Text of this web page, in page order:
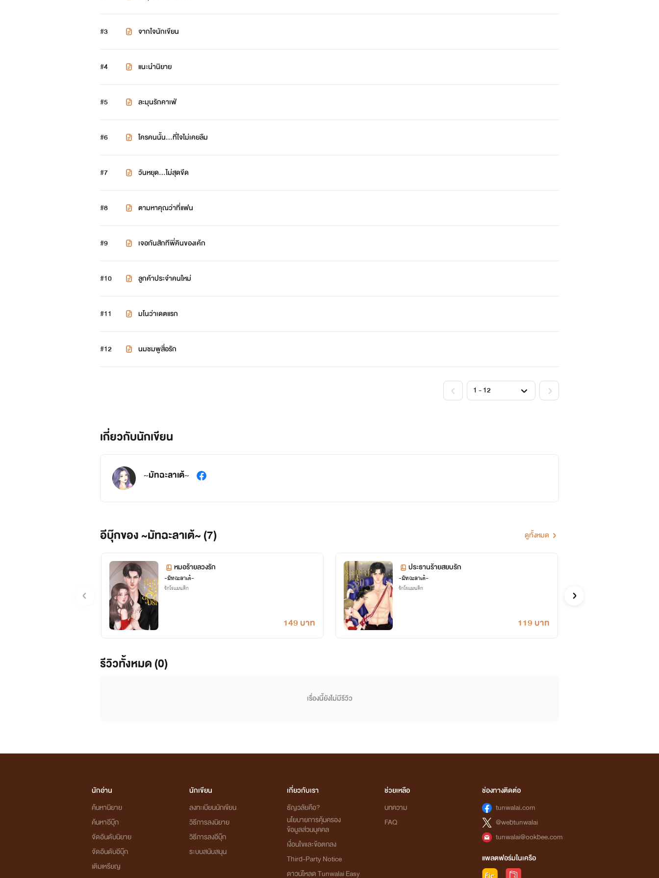
#3 จากใจนักเขียน
#4 แนะนำนิยาย
#5 ละมุนรักคาเฟ่
#6 ใครคนนั้น...ที่ใจไม่เคยลืม
#7 วันหยุด...ไม่สุดขีด
#8 ตามหาคุณว่าที่แฟน
#9 เจอกันสักทีพี่คินของเค้ก
#10 ลูกค้าประจำคนใหม่
#11 มโนว่าเดตแรก
#12 นมชมพูสื่อรัก
เกี่ยวกับนักเขียน
~มัทฉะลาเต้~
อีบุ๊กของ ~มัทฉะลาเต้~ (7) ดูทั้งหมด
หมอร้ายลวงรัก
~มัทฉะลาเต้~
รักโรแมนติก
149 บาท
ประธานร้ายสยบรัก
~มัทฉะลาเต้~
รักโรแมนติก
119 บาท
รีวิวทั้งหมด (0)
เรื่องนี้ยังไม่มีรีวิว
นักอ่าน
ค้นหานิยาย
ค้นหาอีบุ๊ก
จัดอันดับนิยาย
จัดอันดับอีบุ๊ก
เติมเหรียญ
นักเขียน
ลงทะเบียนนักเขียน
วิธีการลงนิยาย
วิธีการลงอีบุ๊ก
ระบบสนับสนุน
เกี่ยวกับเรา
ธัญวลัยคือ?
นโยบายการคุ้มครอง
ข้อมูลส่วนบุคคล
เงื่อนไขและข้อตกลง
Third-Party Notice
ดาวน์โหลด Tunwalai Easy
ช่วยเหลือ
บทความ
FAQ
ช่องทางติดต่อ
tunwalai.com
@webtunwalai
tunwalai@ookbee.com
แพลตฟอร์มในเครือ